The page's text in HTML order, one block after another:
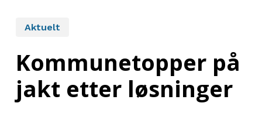
Aktuelt
Kommunetopper på
jakt etter løsninger